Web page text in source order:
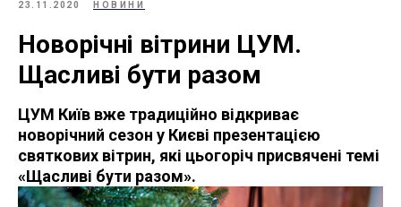
23.11.2020 НОВИНИ
Новорічні вітрини ЦУМ.
Щасливі бути разом
ЦУМ Київ вже традиційно відкриває
новорічний сезон у Києві презентацією
святкових вітрин, які цьогоріч присвячені темі
«Щасливі бути разом».